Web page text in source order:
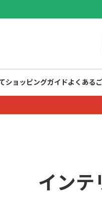
ショッピングガイドよくある
インテ